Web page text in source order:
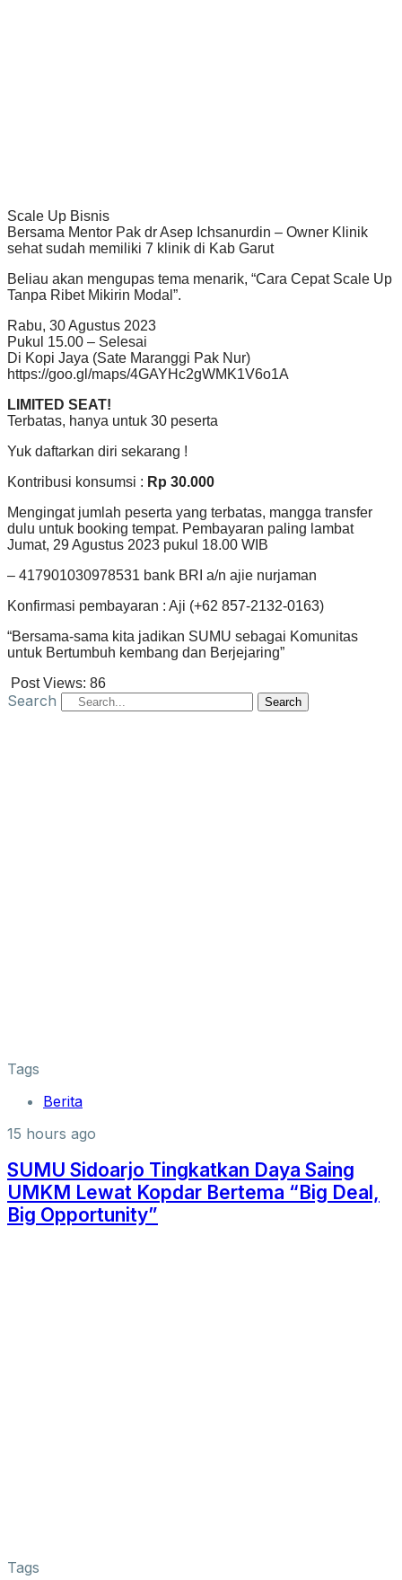
Scale Up Bisnis
Bersama Mentor Pak dr Asep Ichsanurdin – Owner Klinik
sehat sudah memiliki 7 klinik di Kab Garut
Beliau akan mengupas tema menarik, “Cara Cepat Scale Up
Tanpa Ribet Mikirin Modal”.
Rabu, 30 Agustus 2023
Pukul 15.00 – Selesai
Di Kopi Jaya (Sate Maranggi Pak Nur)
https://goo.gl/maps/4GAYHc2gWMK1V6o1A
LIMITED SEAT!
Terbatas, hanya untuk 30 peserta
Yuk daftarkan diri sekarang !
Kontribusi konsumsi : Rp 30.000
Mengingat jumlah peserta yang terbatas, mangga transfer
dulu untuk booking tempat. Pembayaran paling lambat
Jumat, 29 Agustus 2023 pukul 18.00 WIB
– 417901030978531 bank BRI a/n ajie nurjaman
Konfirmasi pembayaran : Aji (+62 857-2132-0163)
“Bersama-sama kita jadikan SUMU sebagai Komunitas
untuk Bertumbuh kembang dan Berjejaring”
Post Views: 86
Search Search
Tags
Berita
15 hours ago
SUMU Sidoarjo Tingkatkan Daya Saing
UMKM Lewat Kopdar Bertema “Big Deal,
Big Opportunity”
Tags